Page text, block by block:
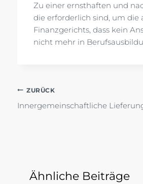
Zu einer ernsthaften und
die erforderlich sind, um die
Finanzgerichts, dass kein
nicht mehr in
ZURÜCK
Innergemeinschaftliche
Ähnliche Beiträge